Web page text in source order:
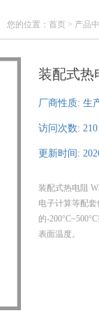
您的位置： 首页 > 产品
装配式热
厂商性质: 生
访问次数:
更新时间:
装配式热电阻
电子计算等配
的-
表面温度。